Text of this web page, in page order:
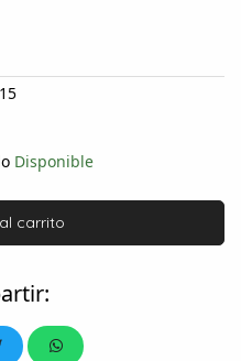
Disponible
carrito